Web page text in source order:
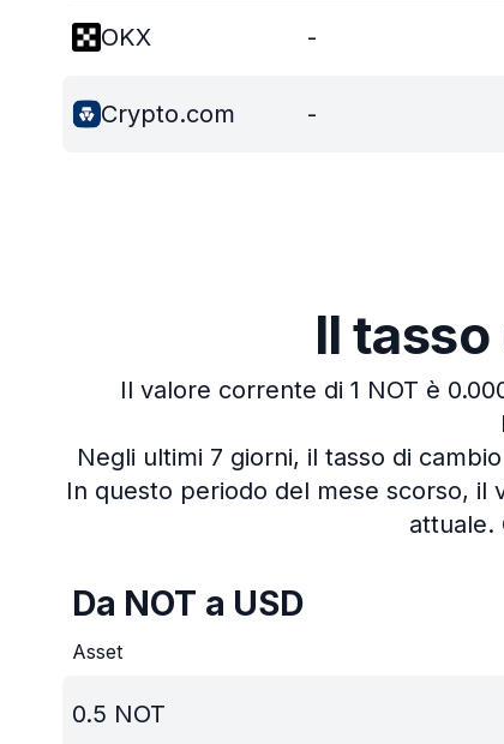
OKX -
Crypto.com -
Il
Il valore corrente di 1 NOT è
Negli ultimi 7 giorni, il tasso di
In questo periodo del mese scorso, il
attuale.
Da NOT a USD
Asset
0.5 NOT